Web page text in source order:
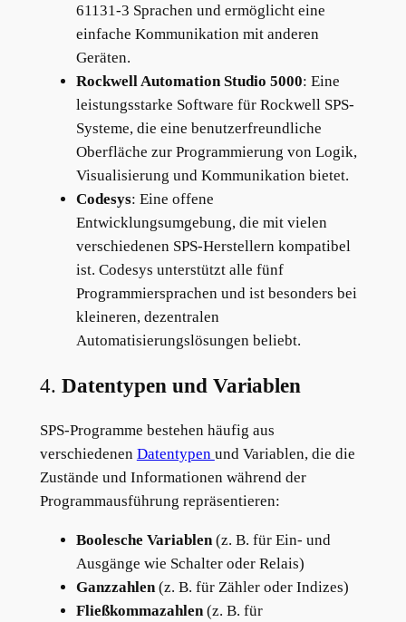
61131-3 Sprachen und ermöglicht eine
einfache Kommunikation mit anderen
Geräten.
Rockwell Automation Studio 5000: Eine
leistungsstarke Software für Rockwell SPS-
Systeme, die eine benutzerfreundliche
Oberfläche zur Programmierung von Logik,
Visualisierung und Kommunikation bietet.
Codesys: Eine offene
Entwicklungsumgebung, die mit vielen
verschiedenen SPS-Herstellern kompatibel
ist. Codesys unterstützt alle fünf
Programmiersprachen und ist besonders bei
kleineren, dezentralen
Automatisierungslösungen beliebt.
4. Datentypen und Variablen
SPS-Programme bestehen häufig aus
verschiedenen Datentypen und Variablen, die die
Zustände und Informationen während der
Programmausführung repräsentieren:
Boolesche Variablen(z. B. für Ein- und
Ausgänge wie Schalter oder Relais)
Ganzzahlen(z. B. für Zähler oder Indizes)
Fließkommazahlen(z. B. für